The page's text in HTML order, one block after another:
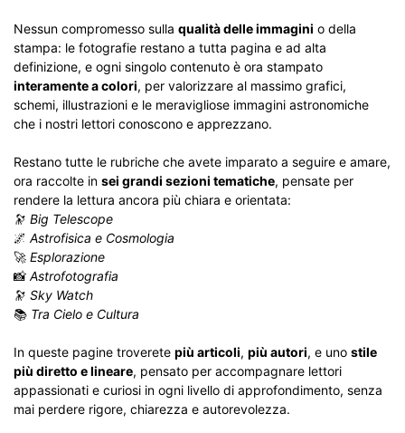
Nessun compromesso sulla qualità delle immagini o della
stampa: le fotografie restano a tutta pagina e ad alta
definizione, e ogni singolo contenuto è ora stampato
interamente a colori, per valorizzare al massimo grafici,
schemi, illustrazioni e le meravigliose immagini astronomiche
che i nostri lettori conoscono e apprezzano.
Restano tutte le rubriche che avete imparato a seguire e amare,
ora raccolte in sei grandi sezioni tematiche, pensate per
rendere la lettura ancora più chiara e orientata:
🔭 Big Telescope
🌌 Astrofisica e Cosmologia
🚀 Esplorazione
📸 Astrofotografia
🔭 Sky Watch
📚 Tra Cielo e Cultura
In queste pagine troverete più articoli, più autori, e uno stile
più diretto e lineare, pensato per accompagnare lettori
appassionati e curiosi in ogni livello di approfondimento, senza
mai perdere rigore, chiarezza e autorevolezza.